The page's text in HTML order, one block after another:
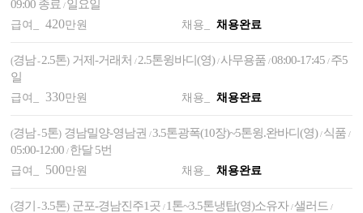
09:00 종료/ 일요일
급여_420만원 채용_ 채용완료
(경남-2.5톤) 거제-거래처/ 2.5톤윙바디(영)/ 사무용품/08:00-17:45/ 주5
일
급여_ 330만원 채용_ 채용완료
(경남-5톤) 경남밀양-영남권/3.5톤광폭(10장)~5톤윙.완바디(영)/ 식품/
05:00-12:00/ 한달 5번
급여_ 500만원 채용_ 채용완료
(경기 -3.5톤) 군포-경남진주1곳/ 1톤~3.5톤냉탑(영)소유자/샐러드/